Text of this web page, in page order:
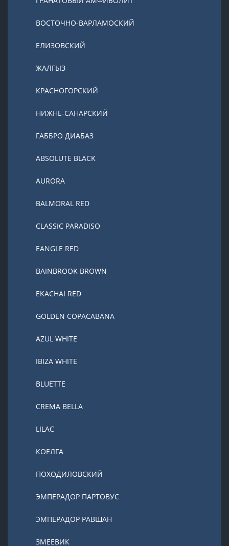
ВОСТОЧНО-ВАРЛАМОСКИЙ
ЕЛИЗОВСКИЙ
ЖАЛГЫЗ
КРАСНОГОРСКИЙ
НИЖНЕ-САНАРСКИЙ
ГАББРО ДИАБАЗ
ABSOLUTE BLACK
AURORA
BALMORAL RED
CLASSIC PARADISO
EANGLE RED
BAINBROOK BROWN
EKACHAI RED
GOLDEN COPACABANA
AZUL WHITE
IBIZA WHITE
BLUETTE
CREMA BELLA
LILAC
КОЕЛГА
ПОХОДИЛОВСКИЙ
ЭМПЕРАДОР ПАРТОВУС
ЭМПЕРАДОР РАВШАН
ЗМЕЕВИК